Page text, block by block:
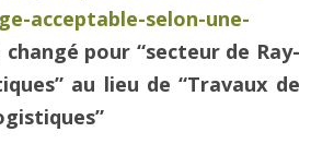
acceptable-selon-une-
pour “secteur de Ray-
au lieu de “Travaux de